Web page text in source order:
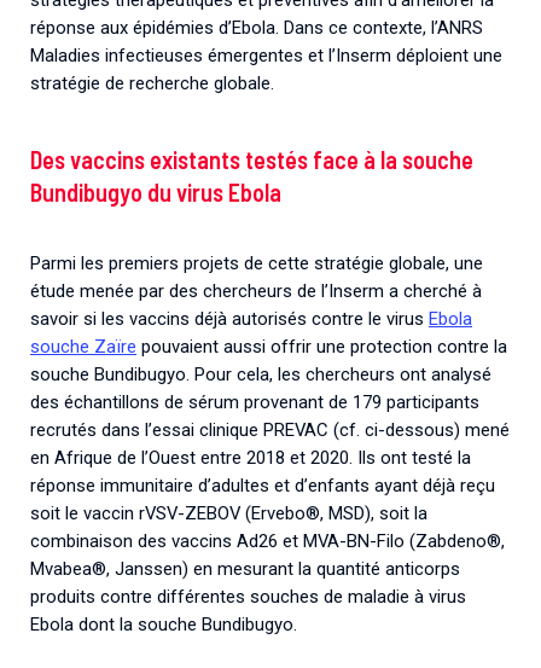
réponse aux épidémies d’Ebola. Dans ce contexte, l’ANRS
Maladies infectieuses émergentes et l’Inserm déploient une
stratégie de recherche globale.
Des vaccins existants testés face à la souche
Bundibugyo du virus Ebola
Parmi les premiers projets de cette stratégie globale, une
étude menée par des chercheurs de l’Inserm a cherché à
savoir si les vaccins déjà autorisés contre le virus Ebola
souche Zaïre pouvaient aussi offrir une protection contre la
souche Bundibugyo. Pour cela, les chercheurs ont analysé
des échantillons de sérum provenant de 179 participants
recrutés dans l’essai clinique PREVAC (cf. ci-dessous) mené
en Afrique de l’Ouest entre 2018 et 2020. Ils ont testé la
réponse immunitaire d’adultes et d’enfants ayant déjà reçu
soit le vaccin rVSV-ZEBOV (Ervebo®, MSD), soit la
combinaison des vaccins Ad26 et MVA-BN-Filo (Zabdeno®,
Mvabea®, Janssen) en mesurant la quantité anticorps
produits contre différentes souches de maladie à virus
Ebola dont la souche Bundibugyo.